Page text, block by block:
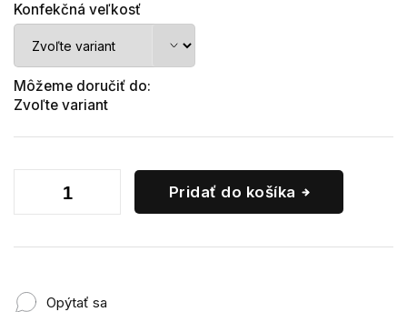
Konfekčná veľkosť
Môžeme doručiť do:
Zvoľte variant
Pridať do košíka
Opýtať sa